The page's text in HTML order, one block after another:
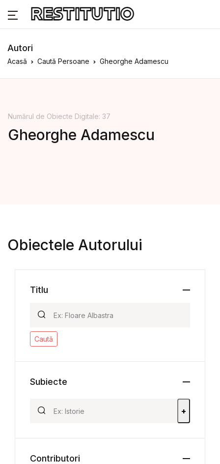
Autori
Acasă Caută Persoane Gheorghe Adamescu
Numărul de Obiecte Digitale: 37
Gheorghe Adamescu
Obiectele Autorului
Titlu
Caută
Subiecte
+
Contributori